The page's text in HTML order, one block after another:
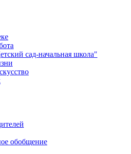
сад-начальная школа"
обобщение